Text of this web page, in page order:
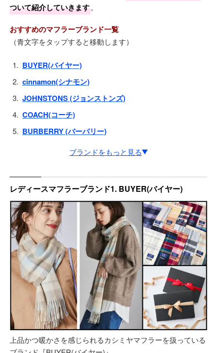
ついて紹介していきます。
おすすめのマフラーブランド一覧
（青文字をタップすると移動します）
BUYER(バイヤー)
cinnamon(シナモン)
JOHNSTONS (ジョンストンズ)
COACH(コーチ)
BURBERRY (バーバリー)
ブランドをもっと見る
GUCCI(グッチ)
LOUIS VUITTON(ルイ・ヴィトン)
CARTIER (カルティエ
ヴィヴィアンウエストウッド
Ralph Lauren (ラルフローレン)
Joshua Ellis（ジョシュアエリス）
Filomo（フィローモ）
CORNERS（コーナーズ）
ガリャルダガランテ
GIVENCHY（ジバンシィ）
HERMES（エルメス）
レディースマフラーブランド1. BUYER(バイヤー)
上品かつ暖かさを感じられるカシミヤマフラーを扱っている